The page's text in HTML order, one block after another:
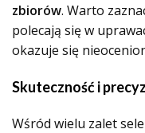
zbiorów. Warto
polecają się w
okazuje się
Skuteczność i
Wśród wielu zalet